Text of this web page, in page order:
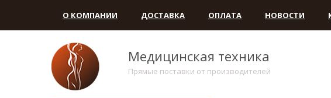
О КОМПАНИИ ДОСТАВКА ОПЛАТА НОВОСТИ
Медицинская техника
Прямые поставки от производителей